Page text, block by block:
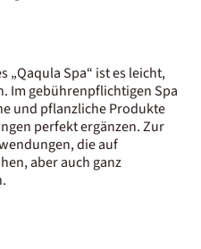
„Qaqula Spa“ ist es leicht,
Im gebührenpflichtigen Spa
und pflanzliche Produkte
perfekt ergänzen. Zur
die auf
aber auch ganz